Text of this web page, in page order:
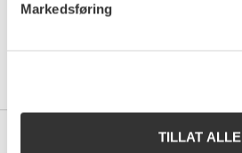
Markedsføring
TILLAT ALLE